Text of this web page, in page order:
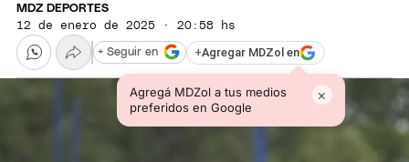
MDZ DEPORTES
12 de enero de 2025 · 20:58 hs
+Agregar MDZol en
Agregá MDZol a tus medios
preferidos en Google
×
+ Seguir en